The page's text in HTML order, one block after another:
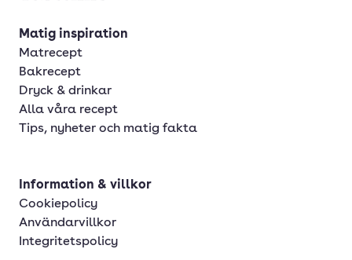
Matig inspiration
Matrecept
Bakrecept
Dryck & drinkar
Alla våra recept
Tips, nyheter och matig fakta
Information & villkor
Cookiepolicy
Användarvillkor
Integritetspolicy